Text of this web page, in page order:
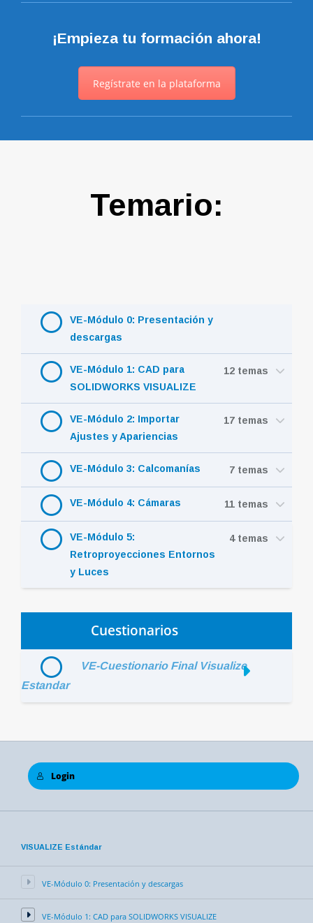
¡Empieza tu formación ahora!
Regístrate en la plataforma
Temario:
VE-Módulo 0: Presentación y
descargas
VE-Módulo 1: CAD para
SOLIDWORKS VISUALIZE
12 temas
VE-Módulo 2: Importar
Ajustes y Apariencias
17 temas
VE-Módulo 3: Calcomanías 7 temas
VE-Módulo 4: Cámaras 11 temas
VE-Módulo 5:
Retroproyecciones Entornos
y Luces
4 temas
Cuestionarios
VE-Cuestionario Final Visualize
Estandar
Login
VISUALIZE Estándar
VE-Módulo 0: Presentación y descargas
VE-Módulo 1: CAD para SOLIDWORKS VISUALIZE